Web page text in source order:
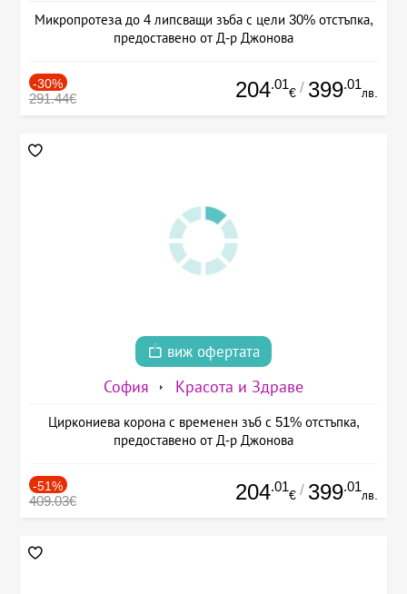
Микропротезa до 4 липсващи зъба с цели 30% отстъпка,
предоставено от Д-р Джонова
-30%
291.44€ 204.01
€ / 399.01
лв.
виж офертата
София Красота и Здраве
Циркониева корона с временен зъб с 51% отстъпка,
предоставено от Д-р Джонова
-51%
409.03€ 204.01
€ / 399.01
лв.